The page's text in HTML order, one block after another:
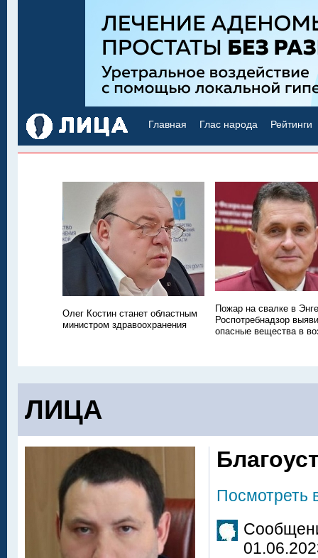
Главная Глас народа Рейтинги
Олег Костин станет областным
министром здравоохранения
Пожар на свалке в
Роспотребнадзор
опасные вещества в
ЛИЦА
Посмотреть